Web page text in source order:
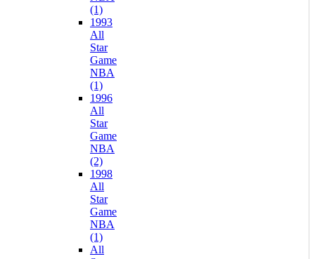
(1)
1993
All
Star
Game
NBA
(1)
1996
All
Star
Game
NBA
(2)
1998
All
Star
Game
NBA
(1)
All